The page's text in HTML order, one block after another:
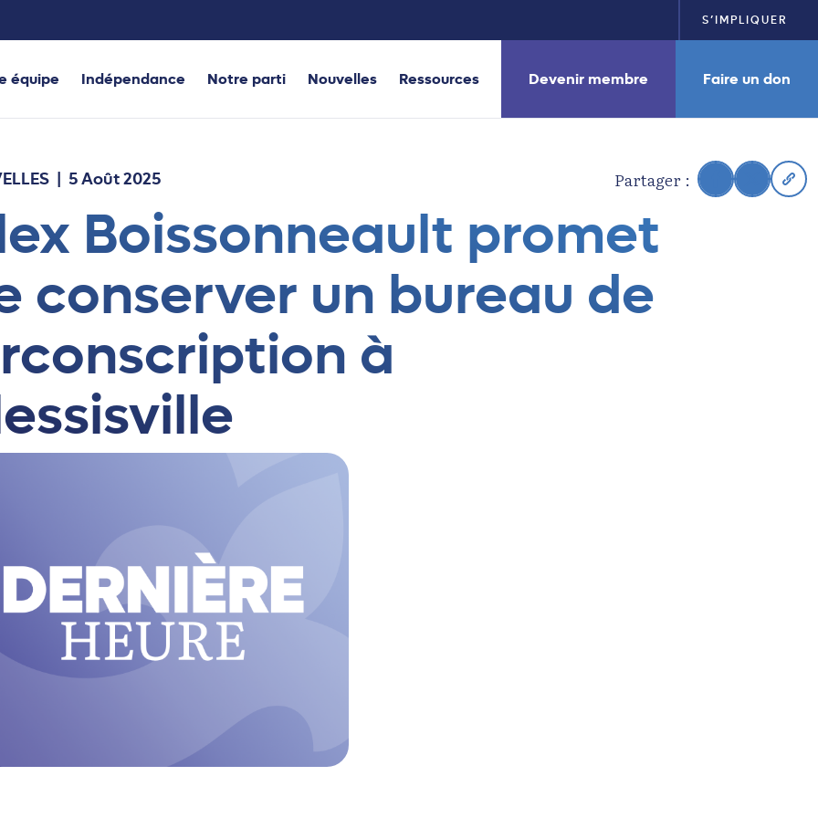
S’IMPLIQUER
équipe Indépendance Notre parti Nouvelles Ressources Devenir membre Faire un don
| 5 Août 2025 Partager :
Boissonneault promet
conserver un bureau de
à